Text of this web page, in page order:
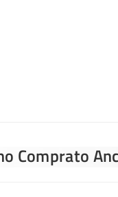
Comprato